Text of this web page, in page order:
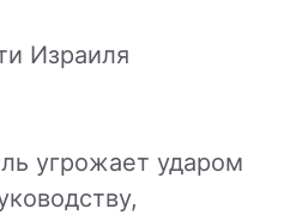
Израиля
угрожает ударом